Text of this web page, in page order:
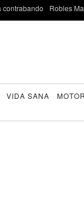
contrabando Robles
VIDA SANA MOTOR